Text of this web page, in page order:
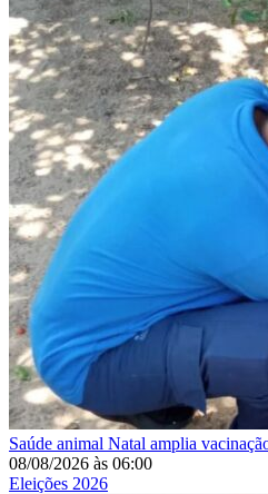
Saúde animal Natal amplia
08/08/2026 às 06:00
Eleições 2026